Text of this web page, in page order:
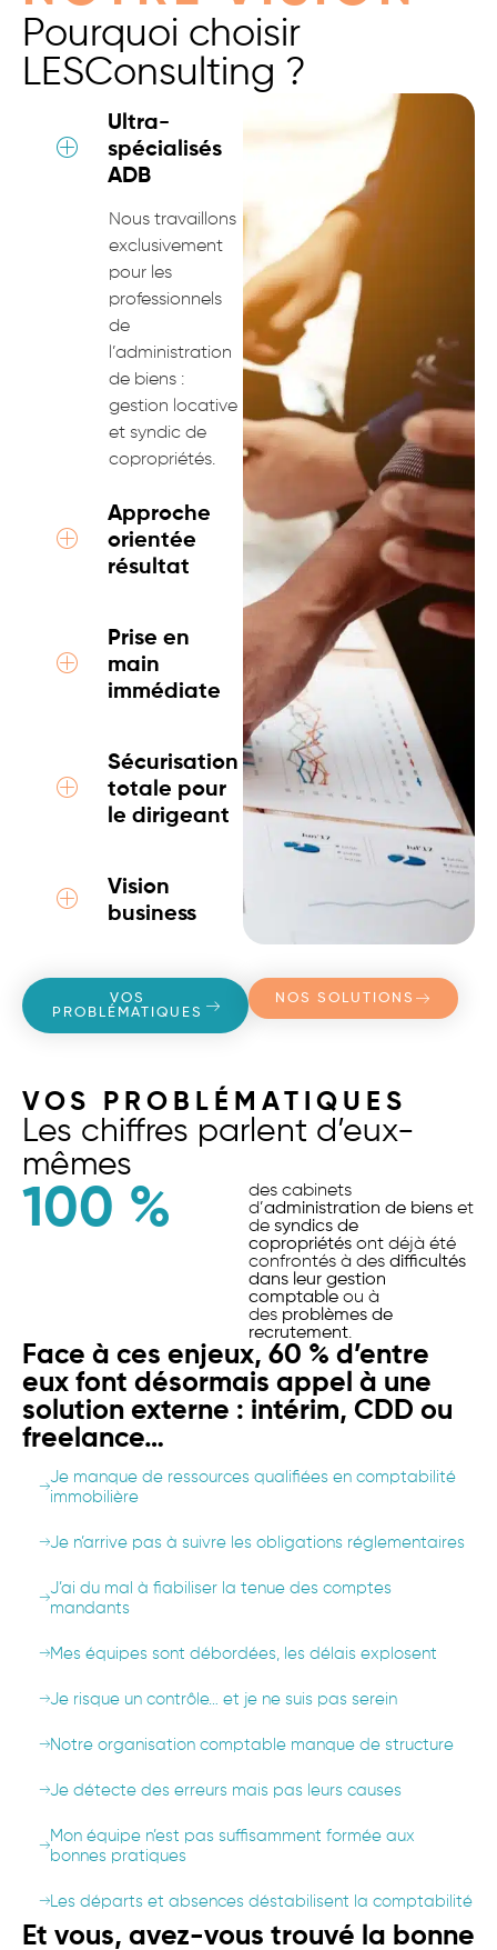
Pourquoi choisir
LESConsulting ?
Ultra-
spécialisés
ADB
Nous travaillons
exclusivement
pour les
professionnels
de
l’administration
de biens :
gestion locative
et syndic de
copropriétés.
Approche
orientée
résultat
Prise en
main
immédiate
Sécurisation
totale pour
le dirigeant
Vision
business
VOS
PROBLÉMATIQUES
NOS SOLUTIONS
VOS PROBLÉMATIQUES
Les chiffres parlent d’eux-
mêmes
100 %
des cabinets
d’administration de biens et
de syndics de
copropriétés ont déjà été
confrontés à des difficultés
dans leur gestion
comptable ou à
des problèmes de
recrutement.
Face à ces enjeux, 60 % d’entre
eux font désormais appel à une
solution externe : intérim, CDD ou
freelance…
Je manque de ressources qualifiées en comptabilité
immobilière
Je n’arrive pas à suivre les obligations réglementaires
J’ai du mal à fiabiliser la tenue des comptes
mandants
Mes équipes sont débordées, les délais explosent
Je risque un contrôle… et je ne suis pas serein
Notre organisation comptable manque de structure
Je détecte des erreurs mais pas leurs causes
Mon équipe n’est pas suffisamment formée aux
bonnes pratiques
Les départs et absences déstabilisent la comptabilité
Et vous, avez-vous trouvé la bonne